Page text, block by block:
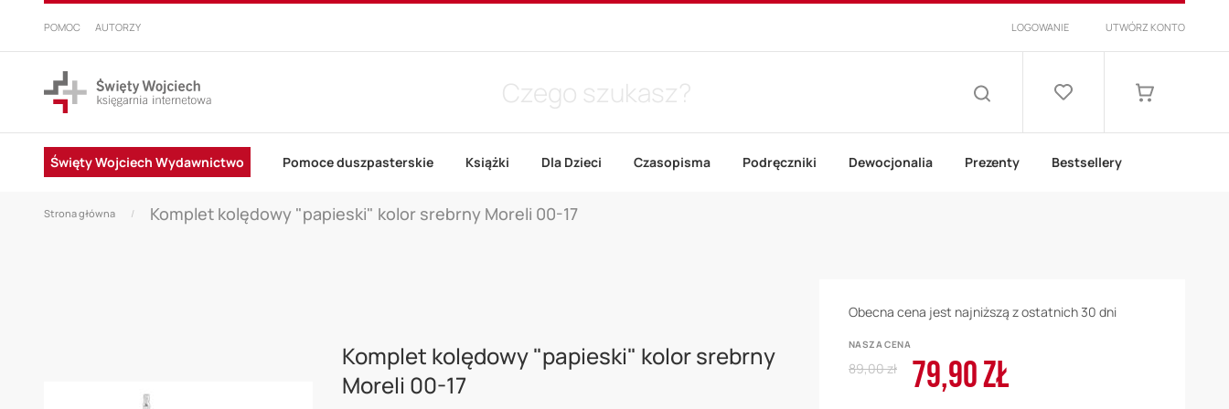
PRZEJDŹ
DO
POMOC AUTORZY LOGOWANIE UTWÓRZ KONTO
Lista
Święty Wojciech Wydawnictwo Pomoce duszpasterskie Książki Dla Dzieci Czasopisma Podręczniki Dewocjonalia Prezenty Bestsellery
Strona główna Komplet kolędowy "papieski" kolor srebrny Moreli 00-17
Komplet kolędowy "papieski" kolor srebrny
Moreli 00-17
Obecna cena jest najniższą z ostatnich 30 dni
NASZA CENA
Cena
promocyjna
79,90 ZŁ
Regular
89,00 zł